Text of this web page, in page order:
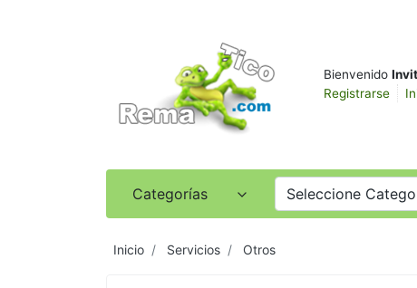
Bienvenido
Registrarse
Categorías Seleccione
Inicio Servicios Otros